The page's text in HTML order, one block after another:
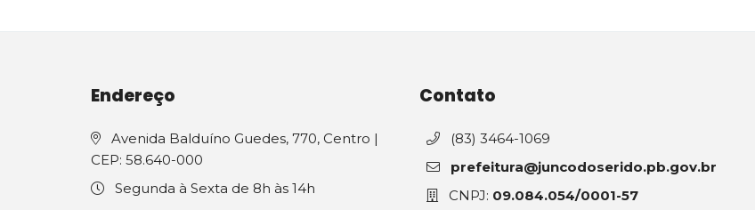
Endereço
Avenida Balduíno Guedes, 770, Centro |
CEP: 58.640-000
Segunda à Sexta de 8h às 14h
Contato
(83) 3464-1069
prefeitura@juncodoserido.pb.gov.br
CNPJ: 09.084.054/0001-57